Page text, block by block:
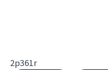
2p361r